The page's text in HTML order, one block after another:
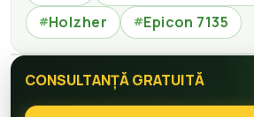
#Holzher #Epicon 7135
CONSULTANȚĂ GRATUITĂ